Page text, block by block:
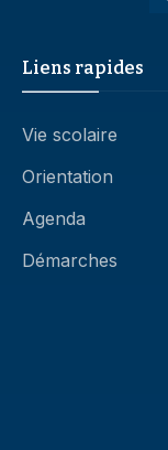
Liens rapides
Vie scolaire
Orientation
Agenda
Démarches